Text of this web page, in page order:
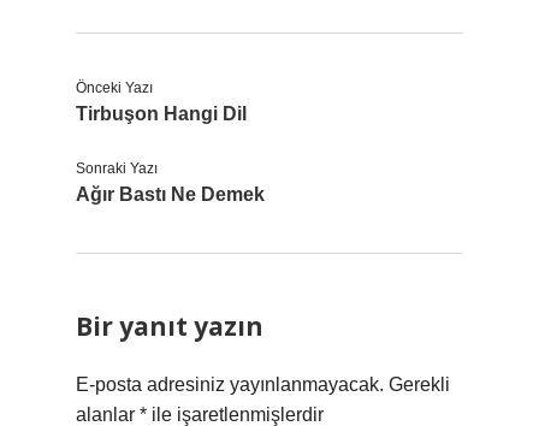
Önceki Yazı
Tirbuşon Hangi Dil
Sonraki Yazı
Ağır Bastı Ne Demek
Bir yanıt yazın
E-posta adresiniz yayınlanmayacak. Gerekli
alanlar * ile işaretlenmişlerdir